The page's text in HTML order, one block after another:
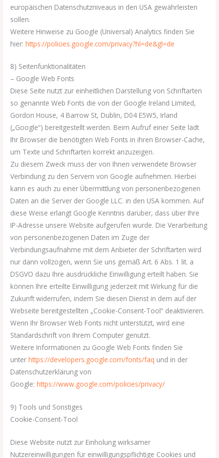
europäischen Datenschutzniveaus in den USA gewährleisten
sollen.
Weitere Hinweise zu Google (Universal) Analytics finden Sie
hier:https://policies.google.com/privacy?hl=de&gl=de
8) Seitenfunktionalitäten
– Google Web Fonts
Diese Seite nutzt zur einheitlichen Darstellung von Schriftarten
so genannte Web Fonts die von der Google Ireland Limited,
Gordon House, 4 Barrow St, Dublin, D04 E5W5, Irland
(„Google“) bereitgestellt werden. Beim Aufruf einer Seite lädt
Ihr Browser die benötigten Web Fonts in ihren Browser-Cache,
um Texte und Schriftarten korrekt anzuzeigen.
Zu diesem Zweck muss der von Ihnen verwendete Browser
Verbindung zu den Servern von Google aufnehmen. Hierbei
kann es auch zu einer Übermittlung von personenbezogenen
Daten an die Server der Google LLC. in den USA kommen. Auf
diese Weise erlangt Google Kenntnis darüber, dass über Ihre
IP-Adresse unsere Website aufgerufen wurde. Die Verarbeitung
von personenbezogenen Daten im Zuge der
Verbindungsaufnahme mit dem Anbieter der Schriftarten wird
nur dann vollzogen, wenn Sie uns gemäß Art. 6 Abs. 1 lit. a
DSGVO dazu Ihre ausdrückliche Einwilligung erteilt haben. Sie
können Ihre erteilte Einwilligung jederzeit mit Wirkung für die
Zukunft widerrufen, indem Sie diesen Dienst in dem auf der
Webseite bereitgestellten „Cookie-Consent-Tool“ deaktivieren.
Wenn Ihr Browser Web Fonts nicht unterstützt, wird eine
Standardschrift von Ihrem Computer genutzt.
Weitere Informationen zu Google Web Fonts finden Sie
unterhttps://developers.google.com/fonts/faq und in der
Datenschutzerklärung von
Google:https://www.google.com/policies/privacy/
9) Tools und Sonstiges
Cookie-Consent-Tool
Diese Website nutzt zur Einholung wirksamer
Nutzereinwilligungen für einwilligungspflichtige Cookies und